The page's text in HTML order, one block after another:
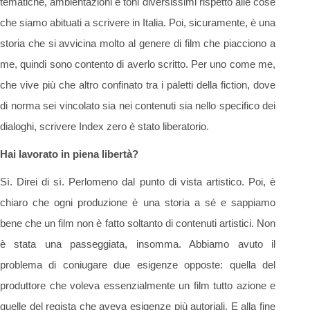
che siamo abituati a scrivere in Italia. Poi, sicuramente, è una
storia che si avvicina molto al genere di film che piacciono a
me, quindi sono contento di averlo scritto. Per uno come me,
che vive più che altro confinato tra i paletti della fiction, dove
di norma sei vincolato sia nei contenuti sia nello specifico dei
dialoghi, scrivere Index zero è stato liberatorio.
Hai lavorato in piena libertà?
Sì. Direi di sì. Perlomeno dal punto di vista artistico. Poi, è
chiaro che ogni produzione è una storia a sé e sappiamo
bene che un film non è fatto soltanto di contenuti artistici. Non
è stata una passeggiata, insomma. Abbiamo avuto il
problema di coniugare due esigenze opposte: quella del
produttore che voleva essenzialmente un film tutto azione e
quelle del regista che aveva esigenze più autoriali. E alla fine